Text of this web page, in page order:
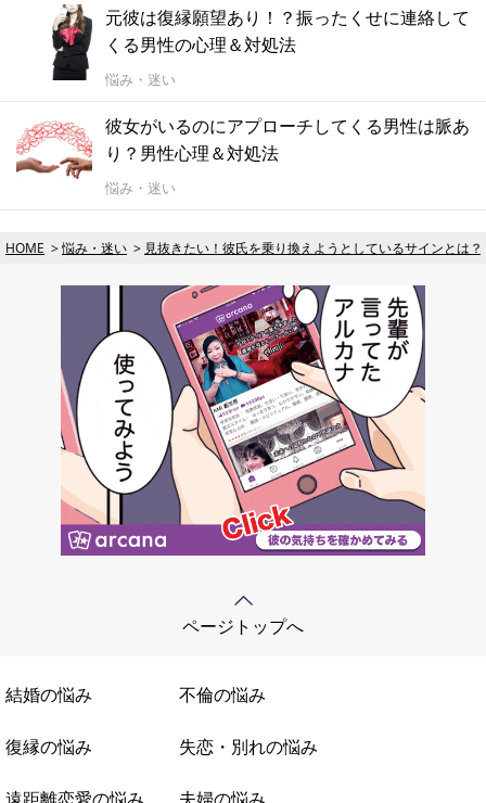
元彼は復縁願望あり！？振ったくせに連絡して
くる男性の心理＆対処法
悩み・迷い
彼女がいるのにアプローチしてくる男性は脈あ
り？男性心理＆対処法
悩み・迷い
HOME 悩み・迷い 見抜きたい！彼氏を乗り換えようとしているサインとは？
ページトップへ
結婚の悩み 不倫の悩み
復縁の悩み 失恋・別れの悩み